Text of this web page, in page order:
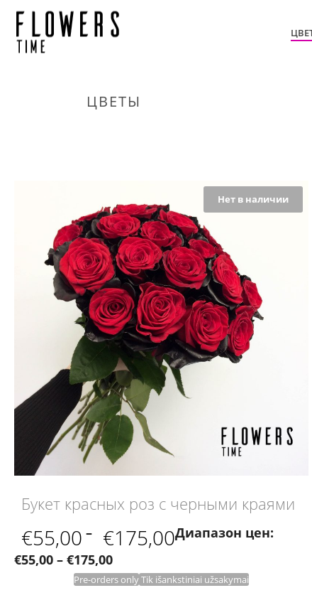
ЦВЕТЫ
Букет красных роз с черными краями
Нет в наличии
€55,00 – €175,00Диапазон цен:
€55,00 – €175,00
Pre-orders onlyTik išankstiniai užsakymai